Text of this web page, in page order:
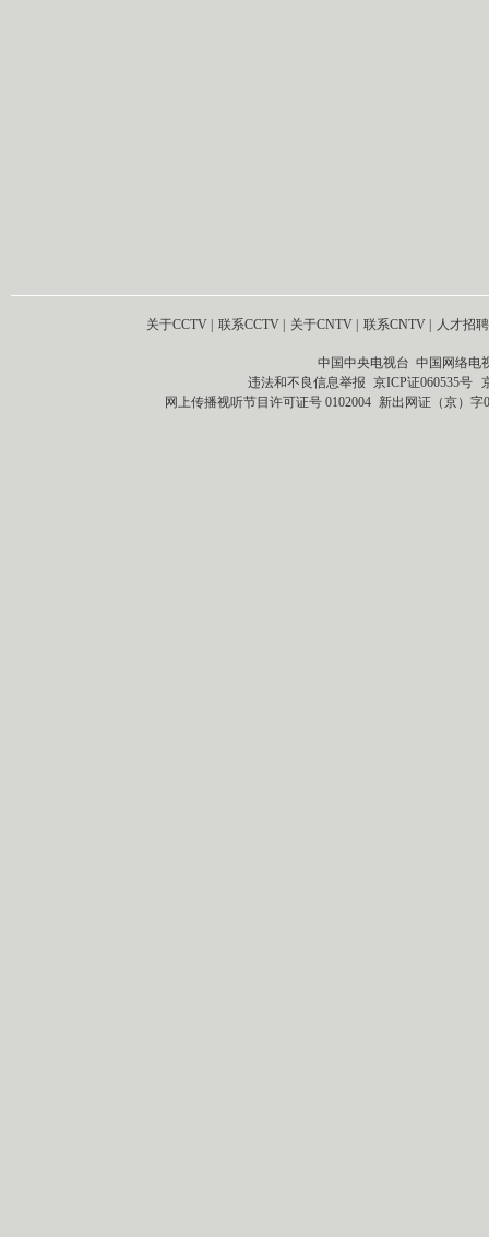
关于CCTV | 联系CCTV | 关于CNTV | 联系CNTV | 人才招聘
中国中央电视台 中国网络电
违法和不良信息举报 京ICP证060535号
网上传播视听节目许可证号 0102004 新出网证（京）